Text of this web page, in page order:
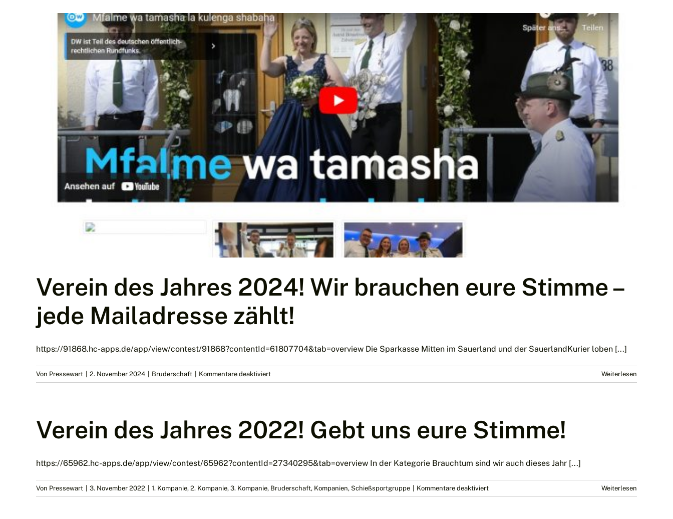
Verein des Jahres 2024! Wir brauchen eure Stimme –
jede Mailadresse zählt!
https://91868.hc-apps.de/app/view/contest/91868?contentId=61807704&tab=overview Die Sparkasse Mitten im Sauerland und der SauerlandKurier loben [...]
Von Pressewart 2. November 2024 Bruderschaft Kommentare deaktiviertfür
Verein
Wir
brauchen
Stimme
Weiterlesen
Verein des Jahres 2022! Gebt uns eure Stimme!
https://65962.hc-apps.de/app/view/contest/65962?contentId=27340295&tab=overview In der Kategorie Brauchtum sind wir auch dieses Jahr [...]
Von Pressewart 3. November 2022 1. Kompanie, 2. Kompanie, 3. Kompanie, Bruderschaft, Kompanien, Schießsportgruppe Kommentare deaktiviertfür
Verein
Weiterlesen